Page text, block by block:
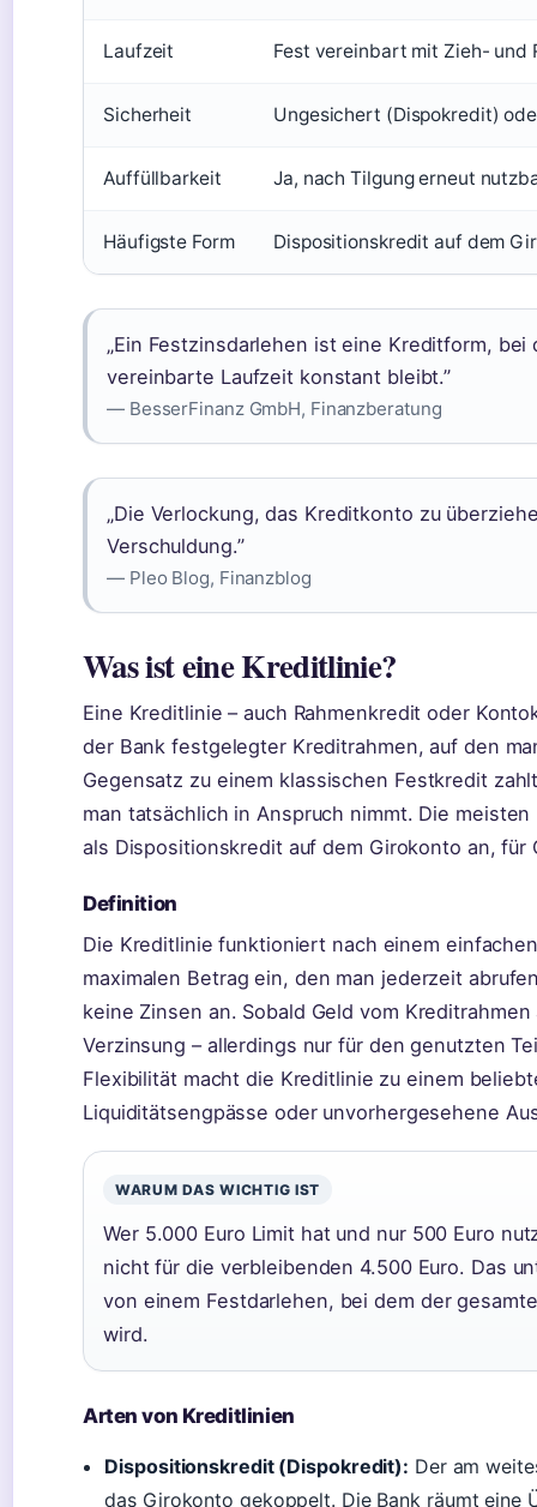
Laufzeit Fest vereinbart mit Zieh- und
Sicherheit Ungesichert (Dispokredit)
Auffüllbarkeit Ja, nach Tilgung erneut
Häufigste Form Dispositionskredit auf dem
„Ein Festzinsdarlehen ist eine Kreditform,
vereinbarte Laufzeit konstant bleibt.”
— BesserFinanz GmbH, Finanzberatung
„Die Verlockung, das Kreditkonto zu
Verschuldung.”
— Pleo Blog, Finanzblog
Was ist eine Kreditlinie?
Eine Kreditlinie – auch Rahmenkredit oder
der Bank festgelegter Kreditrahmen, auf den
Gegensatz zu einem klassischen Festkredit
man tatsächlich in Anspruch nimmt. Die
als Dispositionskredit auf dem Girokonto an,
Definition
Die Kreditlinie funktioniert nach einem
maximalen Betrag ein, den man jederzeit
keine Zinsen an. Sobald Geld vom
Verzinsung – allerdings nur für den genutzten
Flexibilität macht die Kreditlinie zu einem
Liquiditätsengpässe oder unvorhergesehene
WARUM DAS WICHTIG IST
Wer 5.000 Euro Limit hat und nur 500 Euro
nicht für die verbleibenden 4.500 Euro. Das
von einem Festdarlehen, bei dem der
wird.
Arten von Kreditlinien
Dispositionskredit (Dispokredit): Der am
das Girokonto gekoppelt. Die Bank räumt eine